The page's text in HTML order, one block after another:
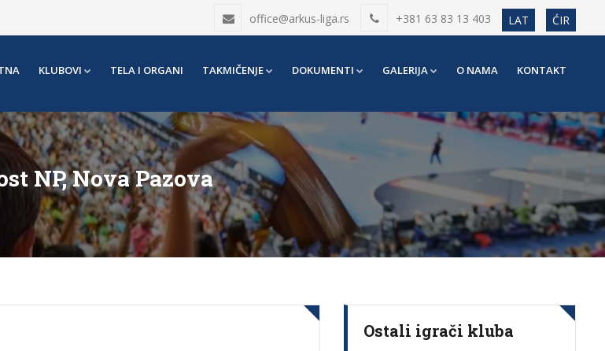
office@arkus-liga.rs +381 63 83 13 403 LAT ĆIR
KLUBOVI TELA I ORGANI TAKMIČENJE DOKUMENTI GALERIJA O NAMA KONTAKT
NP, Nova Pazova
Ostali igrači kluba